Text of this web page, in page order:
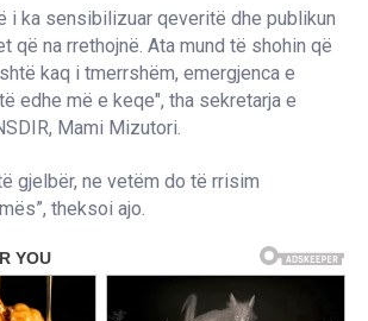
i ka sensibilizuar qeveritë dhe publikun
që na rrethojnë. Ata mund të shohin që
kaq i tmerrshëm, emergjenca e
edhe më e keqe", tha sekretarja e
Mami Mizutori.
gjelbër, ne vetëm do të rrisim
theksoi ajo.